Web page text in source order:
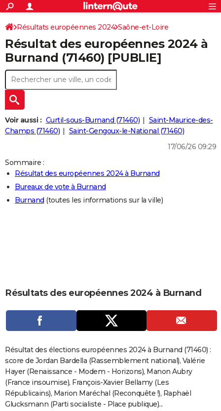
ACTUALITÉS
Politique
Société
Faits Divers
Education
Monde
Villes
+
SPORT
Coupe du monde 2026
Football
Tennis
Cyclisme
Rugby
Forum
Programme TV
TNT
Streaming
Cinéma
Sorties cinéma
Musique
+
FINANCE
Retraite
Impôts
Epargne
Immobilier
Risques naturels par ville
Banque
Assurance
Crédit
AUTO
Essais
Réserver un essai
Citadines
Berlines
SUV
Forum auto
+
HIGH-TECH
Mobiles
Meilleur smartphone
Internet
Ordinateurs
Jeux vidéo
Guide high-tech
+
BRICOLAGE
Guides de France
Escapades
Patrimoine
Expositions
Musées
Week-end nature
LIFESTYLE
Art de vivre
Bien-être
Loisirs
Mode
Modes de vie
CARTE DE VOEUX
Carte de Noël
Carte Bonne année
Carte Saint-Valentin
Carte Pâques
Carte d'anniversaire
DICTIONNAIRE
Dictionnaire
Biographies
Citations
Expressions
Proverbes
PROGRAMME TV
COPAINS D'AVANT
S'inscrire
Se connecter
Lycées
Collèges
Primaires
Universités
Entreprises
Service militaire
Avis de recherche
AVIS DE DÉCÈS
FORUM
Rechercher
S'inscrire
Connexion
Résultats européennes 2024 Saône-et-Loire
Résultat des européennes 2024 à
Burnand (71460) [PUBLIE]
Voir aussi : Curtil-sous-Burnand (71460)
Saint-Maurice-des-
Champs (71460)
Saint-Gengoux-le-National (71460)
17/06/26 09:29
Sommaire :
Résultat des européennes 2024 à Burnand
Bureaux de vote à Burnand
Burnand (toutes les informations sur la ville)
Résultats des européennes 2024 à Burnand
Résultat des élections européennes 2024 à Burnand (71460) :
score de Jordan Bardella (Rassemblement national), Valérie
Hayer (Renaissance - Modem - Horizons), Manon Aubry
(France insoumise), François-Xavier Bellamy (Les
Républicains), Marion Maréchal (Reconquête !), Raphaël
Glucksmann (Parti socialiste - Place publique)...